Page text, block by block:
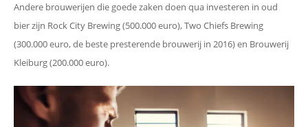
Andere brouwerijen die goede zaken doen qua investeren in oud
bier zijn Rock City Brewing (500.000 euro), Two Chiefs Brewing
(300.000 euro, de beste presterende brouwerij in 2016) en Brouwerij
Kleiburg (200.000 euro).